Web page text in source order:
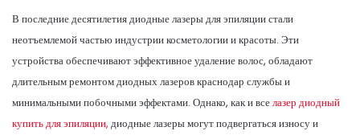
В последние десятилетия диодные лазеры для эпиляции стали
неотъемлемой частью индустрии косметологии и красоты. Эти
устройства обеспечивают эффективное удаление волос, обладают
длительным ремонтом диодных лазеров краснодар службы и
минимальными побочными эффектами. Однако, как и вселазер диодный
купить для эпиляции, диодные лазеры могут подвергаться износу и